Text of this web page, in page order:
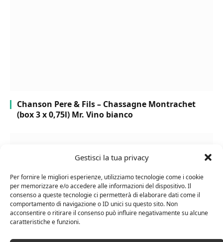
Gestisci la tua privacy
Per fornire le migliori esperienze, utilizziamo tecnologie come i cookie
per memorizzare e/o accedere alle informazioni del dispositivo. Il
consenso a queste tecnologie ci permetterà di elaborare dati come il
comportamento di navigazione o ID unici su questo sito. Non
acconsentire o ritirare il consenso può influire negativamente su alcune
caratteristiche e funzioni.
Chanson Pere & Fils – Chassagne Montrachet
(box 3 x 0,75l) Mr. Vino bianco